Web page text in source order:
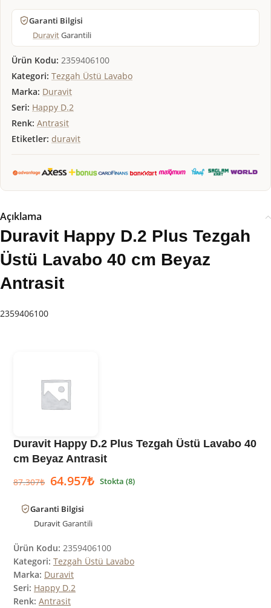
Garanti Bilgisi
DuravitGarantili
Ürün Kodu: 2359406100
Kategori: Tezgah Üstü Lavabo
Marka: Duravit
Seri: Happy D.2
Renk: Antrasit
Etiketler: duravit
Açıklama
Duravit Happy D.2 Plus Tezgah
Üstü Lavabo 40 cm Beyaz
Antrasit
2359406100
Duravit Happy D.2 Plus Tezgah Üstü Lavabo 40
cm Beyaz Antrasit
87.307₺ 64.957₺ Stokta (8)
Garanti Bilgisi
DuravitGarantili
Ürün Kodu: 2359406100
Kategori: Tezgah Üstü Lavabo
Marka: Duravit
Seri: Happy D.2
Renk: Antrasit